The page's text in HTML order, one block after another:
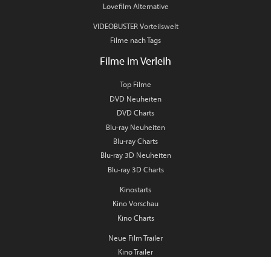
Lovefilm Alternative
VIDEOBUSTER Vorteilswelt
Filme nach Tags
Filme im Verleih
Top Filme
DVD Neuheiten
DVD Charts
Blu-ray Neuheiten
Blu-ray Charts
Blu-ray 3D Neuheiten
Blu-ray 3D Charts
Kinostarts
Kino Vorschau
Kino Charts
Neue Film Trailer
Kino Trailer